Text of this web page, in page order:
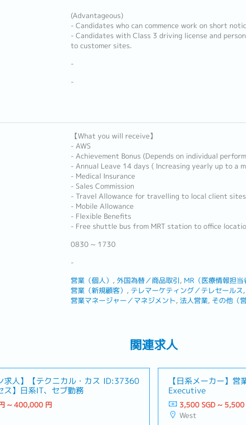
(Advantageous)
- Candidates who can commence work on short
- Candidates with Class 3 driving license and
to customer sites.
-
-
【What you will receive】
- AWS
- Achievement Bonus (Depends on individual
- Annual Leave 14 days ( Increasing yearly up to a
- Medical Insurance
- Sales Commission
- Travel Allowance for travelling to local client sites
- Mobile Allowance
- Flexible Benefits
- Free shuttle bus from MRT station to office
0830 ~ 1730
-
営業（個人） 外国為替／商品取引 MR（医療情報担当
営業（新規顧客）
テレマーケティング／テレセールス
営業マネージャー／マネジメント 法人営業 その他（
関連求人
求人】【テクニカル・カス
ス】日系IT、セブ勤務
ID:37360
~ 400,000 円
【日系メーカー】
Executive
3,500 SGD ~ 5,500
West